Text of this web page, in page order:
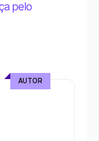
pelo
AUTOR